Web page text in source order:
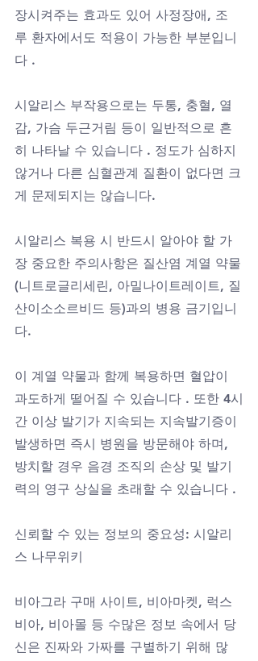
장시켜주는 효과도 있어 사정장애, 조
루 환자에서도 적용이 가능한 부분입니
다 .
시알리스 부작용으로는 두통, 충혈, 열
감, 가슴 두근거림 등이 일반적으로 흔
히 나타날 수 있습니다 . 정도가 심하지
않거나 다른 심혈관계 질환이 없다면 크
게 문제되지는 않습니다.
시알리스 복용 시 반드시 알아야 할 가
장 중요한 주의사항은 질산염 계열 약물
(니트로글리세린, 아밀나이트레이트, 질
산이소소르비드 등)과의 병용 금기입니
다.
이 계열 약물과 함께 복용하면 혈압이
과도하게 떨어질 수 있습니다 . 또한 4시
간 이상 발기가 지속되는 지속발기증이
발생하면 즉시 병원을 방문해야 하며,
방치할 경우 음경 조직의 손상 및 발기
력의 영구 상실을 초래할 수 있습니다 .
신뢰할 수 있는 정보의 중요성: 시알리
스 나무위키
비아그라 구매 사이트, 비아마켓, 럭스
비아, 비아몰 등 수많은 정보 속에서 당
신은 진짜와 가짜를 구별하기 위해 많